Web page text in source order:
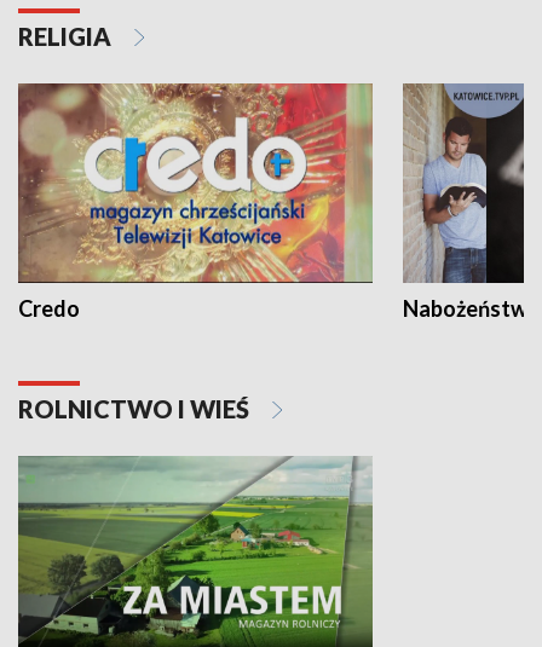
RELIGIA
Credo
ROLNICTWO I WIEŚ